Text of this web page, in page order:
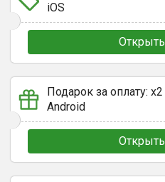
iOS
Подарок за оплату:
Android